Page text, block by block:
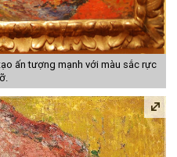
ấn tượng mạnh với màu sắc rực